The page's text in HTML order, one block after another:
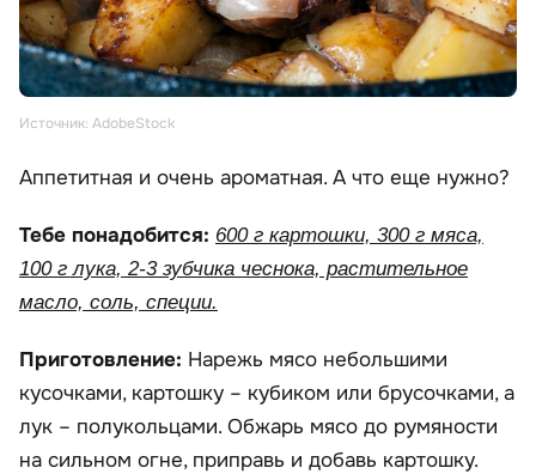
Источник: AdobeStock
Аппетитная и очень ароматная. А что еще нужно?
Тебе понадобится: 600 г картошки, 300 г мяса,
100 г лука, 2-3 зубчика чеснока, растительное
масло, соль, специи.
Приготовление: Нарежь мясо небольшими
кусочками, картошку – кубиком или брусочками, а
лук – полукольцами. Обжарь мясо до румяности
на сильном огне, приправь и добавь картошку.